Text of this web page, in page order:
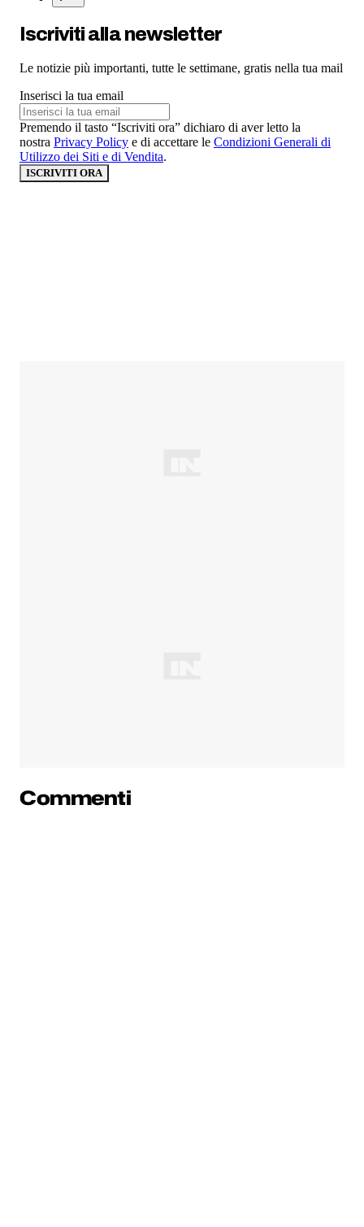
Iscriviti alla newsletter
Le notizie più importanti, tutte le settimane, gratis nella tua mail
Inserisci la tua email
Premendo il tasto “Iscriviti ora” dichiaro di aver letto la
nostra Privacy Policy e di accettare le Condizioni Generali di
Utilizzo dei Siti e di Vendita.
ISCRIVITI ORA
Commenti